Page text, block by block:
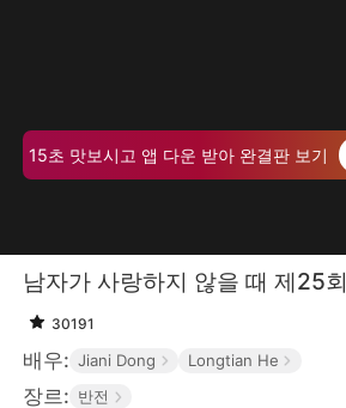
15초 맛보시고 앱 다운 받아 완결판 보기
남자가 사랑하지 않을 때 제25회
30191
배우: Jiani Dong Longtian He
장르: 반전